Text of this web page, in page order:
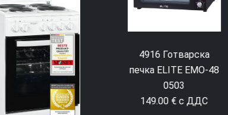
4916 Готварска
печка ELITE EMO-48
0503
149.00 € с ДДС
ELITE EMO-70300G
129.00 € с ДДС